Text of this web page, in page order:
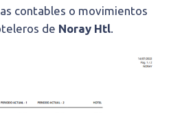
contables o movimientos
de Noray Htl.